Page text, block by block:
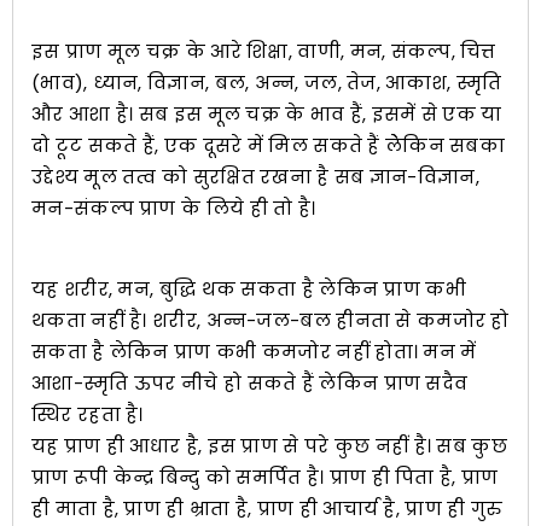
इस प्राण मूल चक्र के आरे शिक्षा, वाणी, मन, संकल्प, चित्त
(भाव), ध्यान, विज्ञान, बल, अन्न, जल, तेज, आकाश, स्मृति
और आशा है। सब इस मूल चक्र के भाव हैं, इसमें से एक या
दो टूट सकते हैं, एक दूसरे में मिल सकते हैं लेेकिन सबका
उद्देश्य मूल तत्व को सुरक्षित रखना है सब ज्ञान-विज्ञान,
मन-संकल्प प्राण के लिये ही तो है।
यह शरीर, मन, बुद्धि थक सकता है लेकिन प्राण कभी
थकता नहीं है। शरीर, अन्न-जल-बल हीनता से कमजोर हो
सकता है लेकिन प्राण कभी कमजोर नहीं होता। मन में
आशा-स्मृति ऊपर नीचे हो सकते हैं लेकिन प्राण सदैव
स्थिर रहता है।
यह प्राण ही आधार है, इस प्राण से परे कुछ नहीं है। सब कुछ
प्राण रूपी केन्द्र बिन्दु को समर्पित है। प्राण ही पिता है, प्राण
ही माता है, प्राण ही भ्राता है, प्राण ही आचार्य है, प्राण ही गुरु